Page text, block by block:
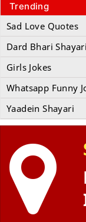
Trending
Sad Love Quotes
Dard Bhari Shayari
Girls Jokes
Whatsapp Funny
Yaadein Shayari